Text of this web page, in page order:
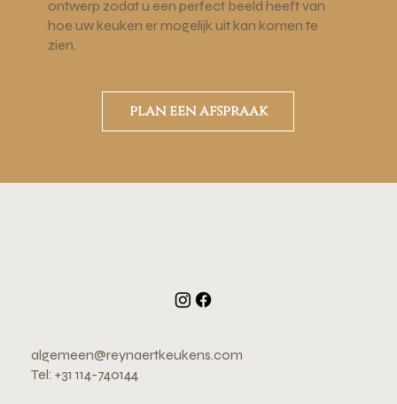
ontwerp zodat u een perfect beeld heeft van
hoe uw keuken er mogelijk uit kan komen te
zien.
plan een afspraak
algemeen@reynaertkeukens.com
Tel: +31 114-740144